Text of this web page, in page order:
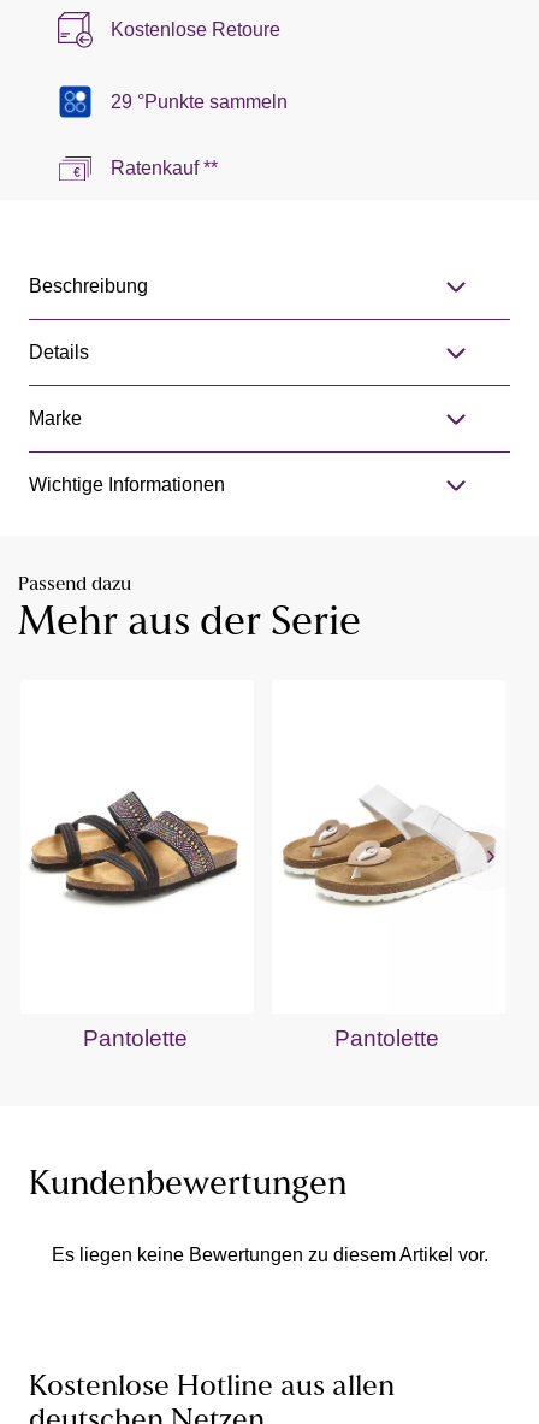
Kostenlose Retoure
29 °Punkte sammeln
Ratenkauf **
Beschreibung
Details
Marke
Wichtige Informationen
Passend dazu
Mehr aus der Serie
Pantolette Pantolette
Kundenbewertungen
Es liegen keine Bewertungen zu diesem Artikel vor.
Kostenlose Hotline aus allen